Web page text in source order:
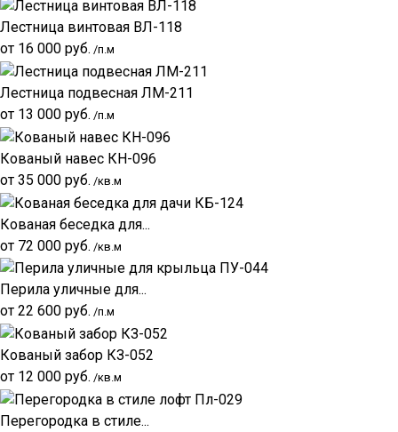
Лестница винтовая ВЛ-118
от 16 000 руб. /п.м
Лестница подвесная ЛМ-211
от 13 000 руб. /п.м
Кованый навес КН-096
от 35 000 руб. /кв.м
Кованая беседка для...
от 72 000 руб. /кв.м
Перила уличные для...
от 22 600 руб. /п.м
Кованый забор КЗ-052
от 12 000 руб. /кв.м
Перегородка в стиле...